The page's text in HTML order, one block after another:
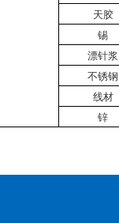
天胶
锡
漂针浆
不锈钢
线材
锌